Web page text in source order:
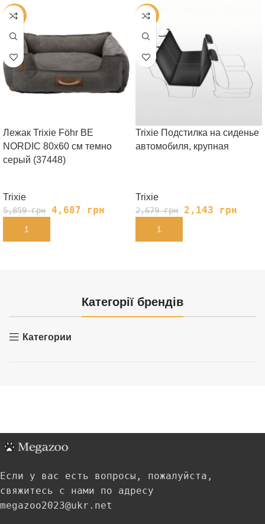
-20%
Лежак Trixie Föhr BE
NORDIC 80х60 cм темно
серый (37448)
Trixie
5,859грн 4,687 грн
В КОРЗИНУ
-20%
Trixie Подстилка на сиденье
автомобиля, крупная
Trixie
2,679грн 2,143 грн
В КОРЗИНУ
Категорії брендів
Категории
Если у вас есть вопросы, пожалуйста,
свяжитесь с нами по адресу
megazoo2023@ukr.net